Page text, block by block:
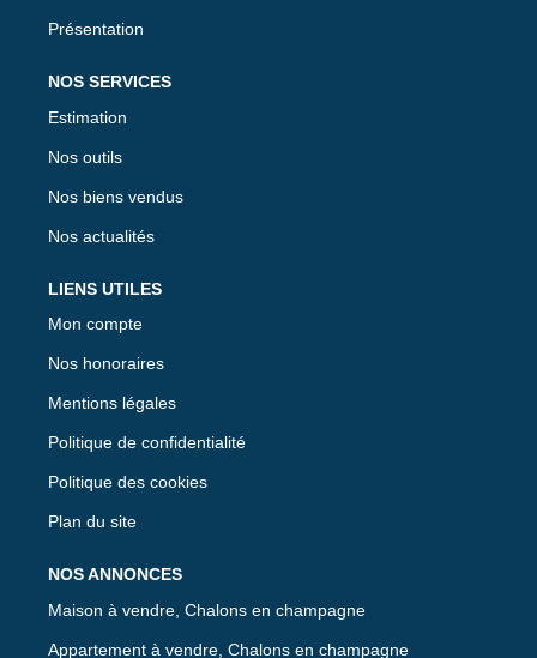
Présentation
NOS SERVICES
Estimation
Nos outils
Nos biens vendus
Nos actualités
LIENS UTILES
Mon compte
Nos honoraires
Mentions légales
Politique de confidentialité
Politique des cookies
Plan du site
NOS ANNONCES
Maison à vendre, Chalons en champagne
Appartement à vendre, Chalons en champagne